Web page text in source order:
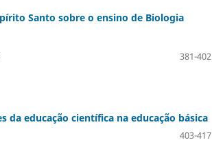
Santo sobre o ensino de Biologia
381-402
da educação científica na educação básica
403-417